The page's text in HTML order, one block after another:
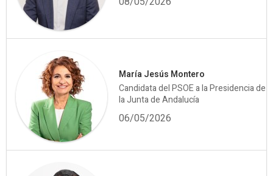
María Jesús Montero
Candidata del PSOE a la Presidencia de
la Junta de Andalucía
06/05/2026